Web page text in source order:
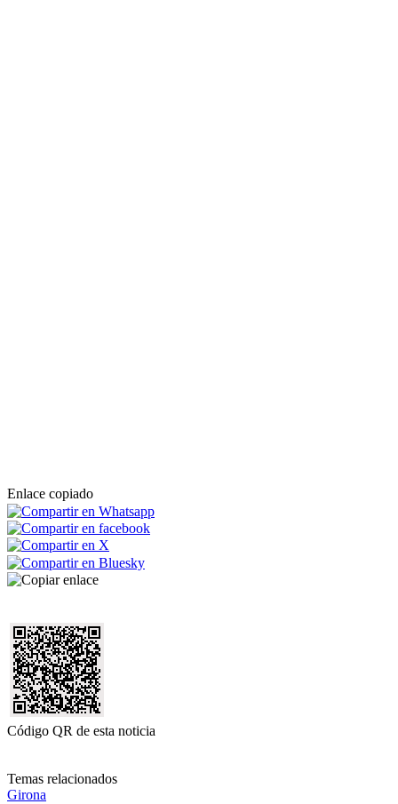
Enlace copiado
Código QR de esta noticia
Temas relacionados
Girona